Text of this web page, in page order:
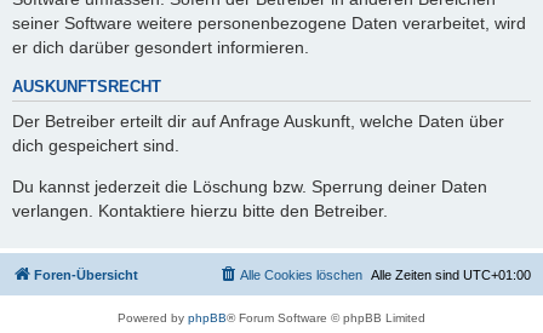
seiner Software weitere personenbezogene Daten verarbeitet, wird
er dich darüber gesondert informieren.
AUSKUNFTSRECHT
Der Betreiber erteilt dir auf Anfrage Auskunft, welche Daten über
dich gespeichert sind.
Du kannst jederzeit die Löschung bzw. Sperrung deiner Daten
verlangen. Kontaktiere hierzu bitte den Betreiber.
Foren-Übersicht Alle Zeiten sind UTC+01:00
Alle Cookies löschen
Powered by phpBB® Forum Software © phpBB Limited